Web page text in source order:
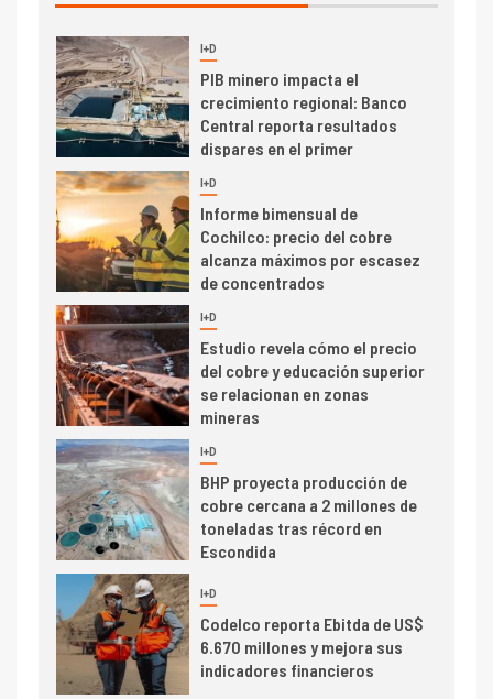
3 I+D
PIB minero impacta el
crecimiento regional: Banco
Central reporta resultados
dispares en el primer
4 I+D
Informe bimensual de
Cochilco: precio del cobre
alcanza máximos por escasez
de concentrados
5 I+D
Estudio revela cómo el precio
del cobre y educación superior
se relacionan en zonas
mineras
6 I+D
BHP proyecta producción de
cobre cercana a 2 millones de
toneladas tras récord en
Escondida
I+D
Codelco reporta Ebitda de US$
6.670 millones y mejora sus
indicadores financieros